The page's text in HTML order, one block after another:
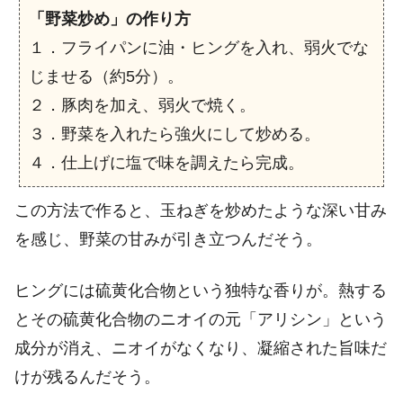
「野菜炒め」の作り方
１．フライパンに油・ヒングを入れ、弱火でな
じませる（約5分）。
２．豚肉を加え、弱火で焼く。
３．野菜を入れたら強火にして炒める。
４．仕上げに塩で味を調えたら完成。
この方法で作ると、玉ねぎを炒めたような深い甘み
を感じ、野菜の甘みが引き立つんだそう。
ヒングには硫黄化合物という独特な香りが。熱する
とその硫黄化合物のニオイの元「アリシン」という
成分が消え、ニオイがなくなり、凝縮された旨味だ
けが残るんだそう。